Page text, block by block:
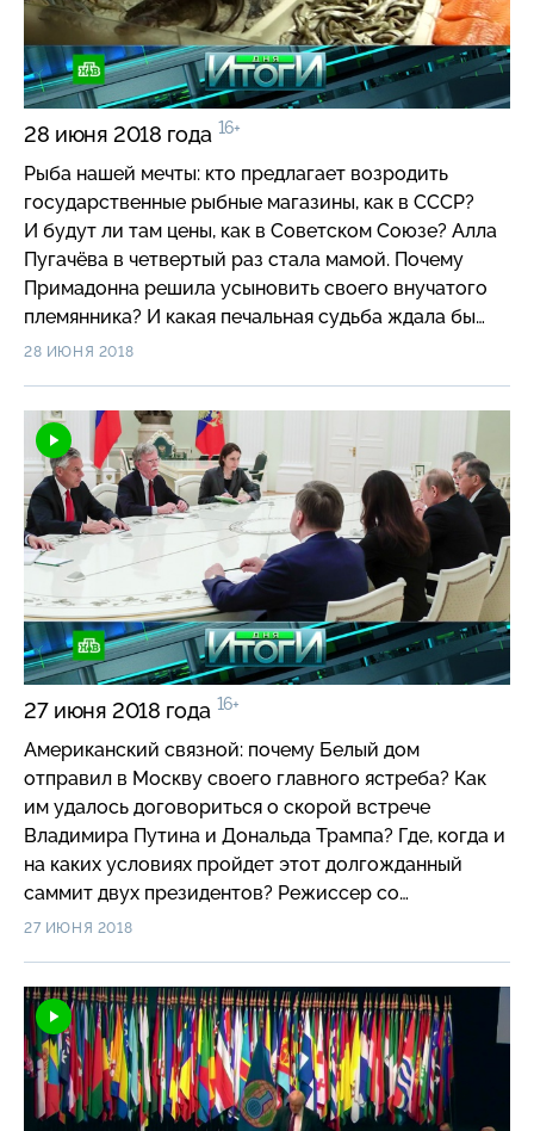
28 июня 2018 года 16+
Рыба нашей мечты: кто предлагает возродить
государственные рыбные магазины, как в СССР?
И будут ли там цены, как в Советском Союзе? Алла
Пугачёва в четвертый раз стала мамой. Почему
Примадонна решила усыновить своего внучатого
племянника? И какая печальная судьба ждала бы
мальчика, если бы этого не произошло? Владимир
разговора двух лидеров? Европейская сенсация:
раскол Евросоюза становится реальностью. Кто
заблокировал все предложения по мигрантам
и почему теперь вопрос о продлении
антироссийских санкций оказался подвешен? Как
рушатся скрепы и устрои? В Саудовской Аравии
женщинам разрешили водить машины. Дойдут ли
смелые реформы в королевстве до открытия
театров и появления коротких юбок?
28 ИЮНЯ 2018
27 июня 2018 года 16+
Американский связной: почему Белый дом
отправил в Москву своего главного ястреба? Как
им удалось договориться о скорой встрече
Владимира Путина и Дональда Трампа? Где, когда и
на каких условиях пройдет этот долгожданный
саммит двух президентов? Режиссер со
взрывчаткой: как украинский военный заявил ОБСЕ,
вскрывшиеся тайны делают для Киева невыгодным
освобождение режиссера? 618 миллионов евро в
месяц: немецкий депутат подсчитал потери
Германии от антироссийских санкций. Как
отреагировал бундестаг и какие страны Европы
27 ИЮНЯ 2018